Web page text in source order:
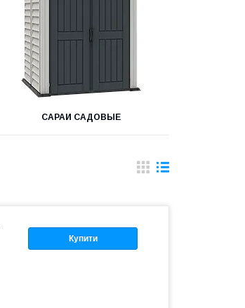
САРАИ САДОВЫЕ
Купити